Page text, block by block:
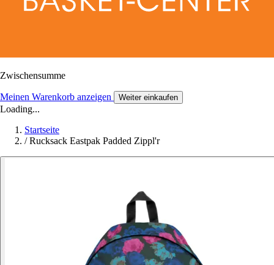
Zwischensumme
Meinen Warenkorb anzeigen Weiter einkaufen
Loading...
Startseite
/ Rucksack Eastpak Padded Zippl'r